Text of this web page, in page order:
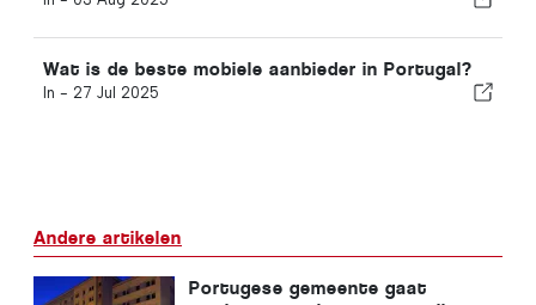
Wat is de beste mobiele aanbieder in Portugal?
In - 27 Jul 2025
Andere artikelen
Portugese gemeente gaat